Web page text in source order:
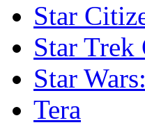
Star
Star Trek
Star
Tera